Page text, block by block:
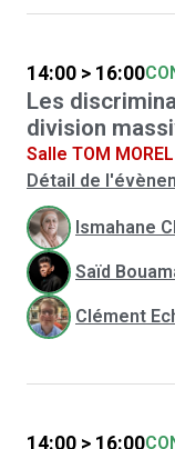
14:00 > 16:00
Les
division
Salle TOM
Détail de
Ismahane
Saïd
Clément
14:00 > 16:00